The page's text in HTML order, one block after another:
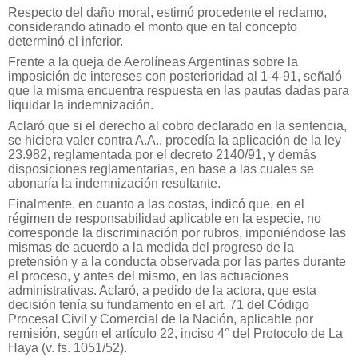
Respecto del daño moral, estimó procedente el reclamo,
considerando atinado el monto que en tal concepto
determinó el inferior.
Frente a la queja de Aerolíneas Argentinas sobre la
imposición de intereses con posterioridad al 1-4-91, señaló
que la misma encuentra respuesta en las pautas dadas para
liquidar la indemnización.
Aclaró que si el derecho al cobro declarado en la sentencia,
se hiciera valer contra A.A., procedía la aplicación de la ley
23.982, reglamentada por el decreto 2140/91, y demás
disposiciones reglamentarias, en base a las cuales se
abonaría la indemnización resultante.
Finalmente, en cuanto a las costas, indicó que, en el
régimen de responsabilidad aplicable en la especie, no
corresponde la discriminación por rubros, imponiéndose las
mismas de acuerdo a la medida del progreso de la
pretensión y a la conducta observada por las partes durante
el proceso, y antes del mismo, en las actuaciones
administrativas. Aclaró, a pedido de la actora, que esta
decisión tenía su fundamento en el art. 71 del Código
Procesal Civil y Comercial de la Nación, aplicable por
remisión, según el artículo 22, inciso 4° del Protocolo de La
Haya (v. fs. 1051/52).